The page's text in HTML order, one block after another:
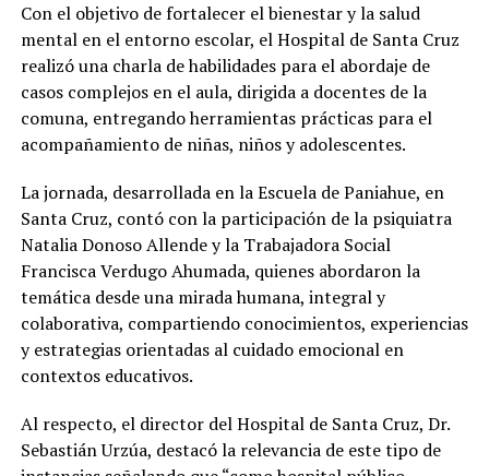
Con el objetivo de fortalecer el bienestar y la salud
mental en el entorno escolar, el Hospital de Santa Cruz
realizó una charla de habilidades para el abordaje de
casos complejos en el aula, dirigida a docentes de la
comuna, entregando herramientas prácticas para el
acompañamiento de niñas, niños y adolescentes.
La jornada, desarrollada en la Escuela de Paniahue, en
Santa Cruz, contó con la participación de la psiquiatra
Natalia Donoso Allende y la Trabajadora Social
Francisca Verdugo Ahumada, quienes abordaron la
temática desde una mirada humana, integral y
colaborativa, compartiendo conocimientos, experiencias
y estrategias orientadas al cuidado emocional en
contextos educativos.
Al respecto, el director del Hospital de Santa Cruz, Dr.
Sebastián Urzúa, destacó la relevancia de este tipo de